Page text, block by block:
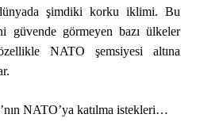
şimdiki korku iklimi. Bu
güvende görmeyen bazı ülkeler
NATO şemsiyesi altına
NATO’ya katılma istekleri…